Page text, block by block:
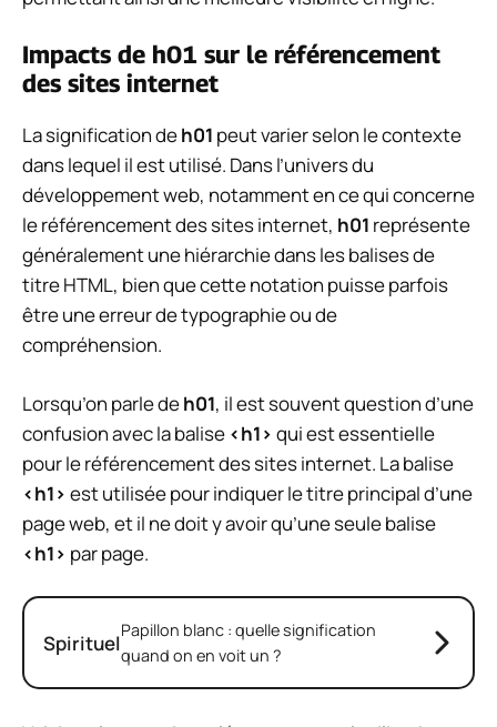
Impacts de h01 sur le référencement
des sites internet
La signification deh01 peut varier selon le contexte
dans lequel il est utilisé. Dans l’univers du
développement web, notamment en ce qui concerne
le référencement des sites internet, h01 représente
généralement une hiérarchie dans les balises de
titre HTML, bien que cette notation puisse parfois
être une erreur de typographie ou de
compréhension.
Lorsqu’on parle deh01, il est souvent question d’une
confusion avec la balise <h1> qui est essentielle
pour le référencement des sites internet. La balise
<h1> est utilisée pour indiquer le titre principal d’une
page web, et il ne doit y avoir qu’une seule balise
<h1> par page.
SpirituelPapillon blanc : quelle signification
quand on en voit un ?